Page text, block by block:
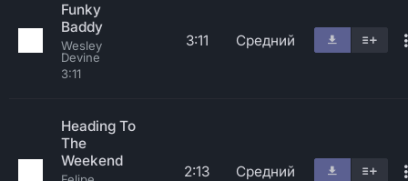
Funky
Baddy
Wesley
Devine
3:11
3:11 Средний
Heading To
The
Weekend
2:13 Средний